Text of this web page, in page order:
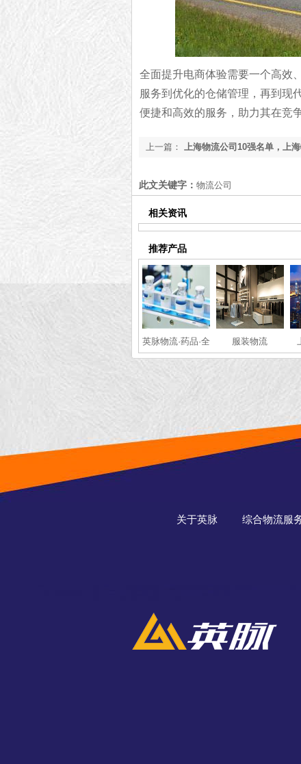
全面提升电商体验需要一个高效
服务到优化的仓储管理，再到现
便捷和高效的服务，助力其在竞
上一篇： 上海物流公司10强名单，上
此文关键字： 物流公司
相关资讯
推荐产品
英脉物流·药品·全
国冷链运输
服装物流
关于英脉 综合物流服